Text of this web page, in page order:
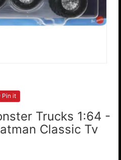
Pin it
Trucks 1:64 -
Classic Tv